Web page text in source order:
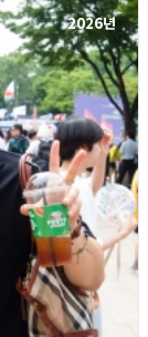
2026년